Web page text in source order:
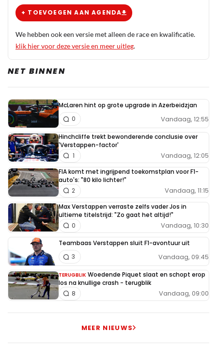
+ TOEVOEGEN AAN AGENDA
We hebben ook een versie met alleen de race en kwalificatie.
klik hier voor deze versie en meer uitleg.
NET BINNEN
McLaren hint op grote upgrade in Azerbeidzjan
Vandaag, 12:55
0
Hinchcliffe trekt bewonderende conclusie over
'Verstappen-factor'
Vandaag, 12:05
1
FIA komt met ingrijpend toekomstplan voor F1-
auto's: "80 kilo lichter!"
Vandaag, 11:15
2
Max Verstappen verraste zelfs vader Jos in
ultieme titelstrijd: "Zo gaat het altijd!"
Vandaag, 10:30
0
Teambaas Verstappen sluit F1-avontuur uit
Vandaag, 09:45
3
TERUGBLIK Woedende Piquet slaat en schopt erop
los na knullige crash - terugblik
Vandaag, 09:00
8
MEER NIEUWS